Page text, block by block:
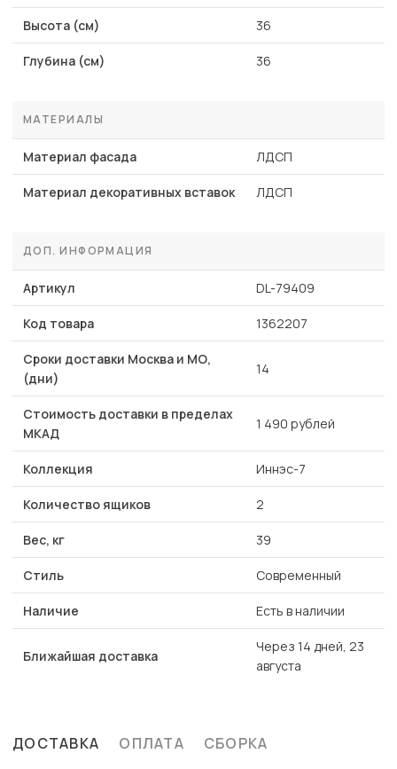
Высота (см) 36
Глубина (см) 36
МАТЕРИАЛЫ
Материал фасада ЛДСП
Материал декоративных вставок ЛДСП
ДОП. ИНФОРМАЦИЯ
Артикул DL-79409
Код товара 1362207
Сроки доставки Москва и МО,
(дни)
14
Стоимость доставки в пределах
МКАД
1 490 рублей
Коллекция Иннэс-7
Количество ящиков 2
Вес, кг 39
Стиль Современный
Наличие Есть в наличии
Ближайшая доставка
Через 14 дней, 23
августа
ДОСТАВКА ОПЛАТА СБОРКА